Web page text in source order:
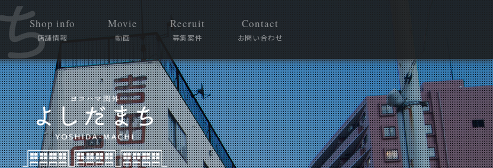
Shop info
店舗情報
Movie
動画
Recruit
募集案件
Contact
お問い合わせ